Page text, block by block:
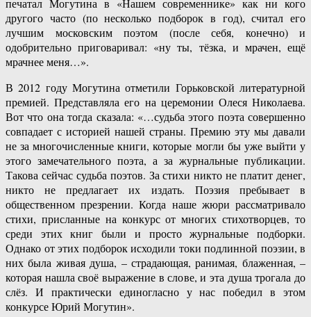
печатал Могутина в «Нашем современнике» как ни кого
другого часто (по несколько подборок в год), считал его
лучшим московским поэтом (после себя, конечно) и
одобрительно приговаривал: «ну ты, тёзка, и мрачен, ещё
мрачнее меня…».
В 2012 году Могутина отметили Горьковской литературной
премией. Представляла его на церемонии Олеся Николаева.
Вот что она тогда сказала: «…судьба этого поэта совершенно
совпадает с историей нашей страны. Премию эту мы давали
не за многочисленные книги, которые могли бы уже выйти у
этого замечательного поэта, а за журнальные публикации.
Такова сейчас судьба поэтов. За стихи никто не платит денег,
никто не предлагает их издать. Поэзия пребывает в
общественном презрении. Когда наше жюри рассматривало
стихи, присланные на конкурс от многих стихотворцев, то
среди этих книг были и просто журнальные подборки.
Однако от этих подборок исходили токи подлинной поэзии, в
них была живая душа, – страдающая, ранимая, блаженная, –
которая нашла своё выражение в слове, и эта душа трогала до
слёз. И практически единогласно у нас победил в этом
конкурсе Юрий Могутин».